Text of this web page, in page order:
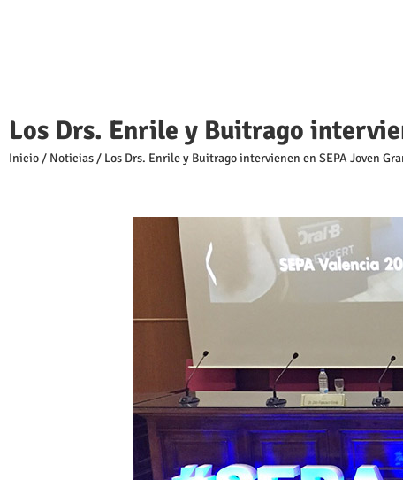
Los Drs. Enrile y Buitrago
Inicio/ Noticias/ Los Drs. Enrile y Buitrago intervienen en SEPA Joven